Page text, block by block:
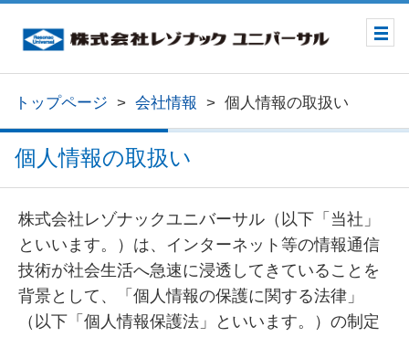
トップページ 会社情報 個人情報の取扱い
個人情報の取扱い
株式会社レゾナックユニバーサル（以下「当社」
といいます。）は、インターネット等の情報通信
技術が社会生活へ急速に浸透してきていることを
背景として、「個人情報の保護に関する法律」
（以下「個人情報保護法」といいます。）の制定